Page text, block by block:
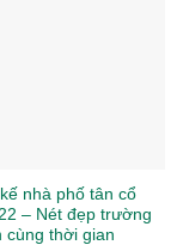
nhà phố tân cổ
– Nét đẹp trường
cùng thời gian